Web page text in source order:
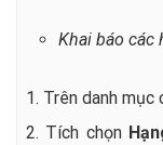
Khai báo các
1. Trên danh mục
2. Tích chọn